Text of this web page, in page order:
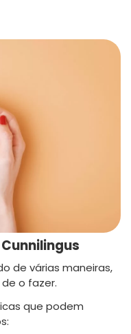
de várias maneiras,
o fazer.
que podem